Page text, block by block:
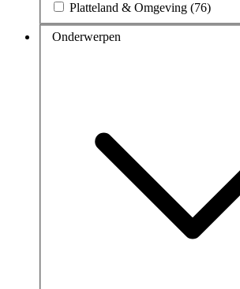
Platteland & Omgeving (76)
Onderwerpen